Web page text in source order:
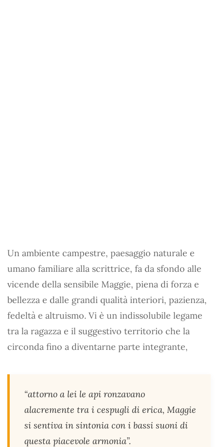
Un ambiente campestre, paesaggio naturale e
umano familiare alla scrittrice, fa da sfondo alle
vicende della sensibile Maggie, piena di forza e
bellezza e dalle grandi qualità interiori, pazienza,
fedeltà e altruismo. Vi è un indissolubile legame
tra la ragazza e il suggestivo territorio che la
circonda fino a diventarne parte integrante,
“attorno a lei le api ronzavano
alacremente tra i cespugli di erica, Maggie
si sentiva in sintonia con i bassi suoni di
questa piacevole armonia”.